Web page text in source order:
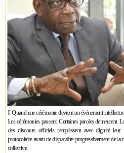
I. Quand une cérémonie devient un événement
Les cérémonies passent. Certaines paroles demeurent.
des discours officiels remplissent avec dignité leur
protocolaire avant de disparaître progressivement de la
collective.